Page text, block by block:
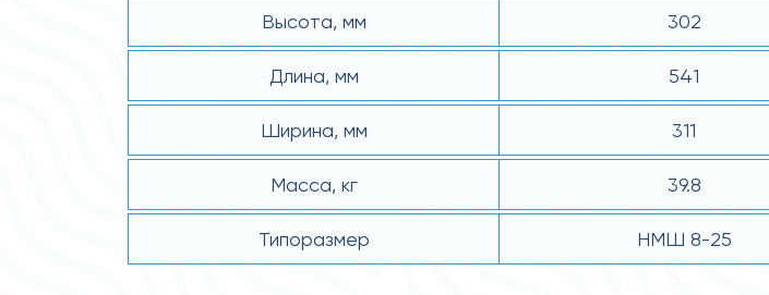
Высота, мм 302
Длина, мм 541
Ширина, мм 311
Масса, кг 39.8
Типоразмер НМШ 8-25